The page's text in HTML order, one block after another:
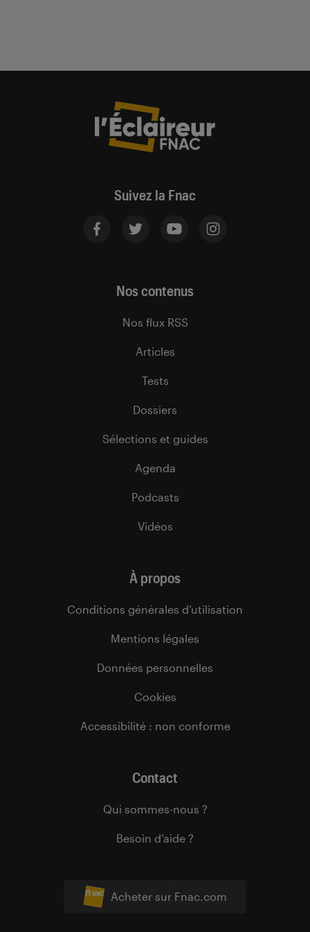
Suivez la Fnac
Acheter sur Fnac.com
Nos contenus
Nos flux RSS
Articles
Tests
Dossiers
Sélections et guides
Agenda
Podcasts
Vidéos
À propos
Conditions générales d’utilisation
Mentions légales
Données personnelles
Cookies
Accessibilité : non conforme
Contact
Qui sommes-nous ?
Besoin d’aide ?